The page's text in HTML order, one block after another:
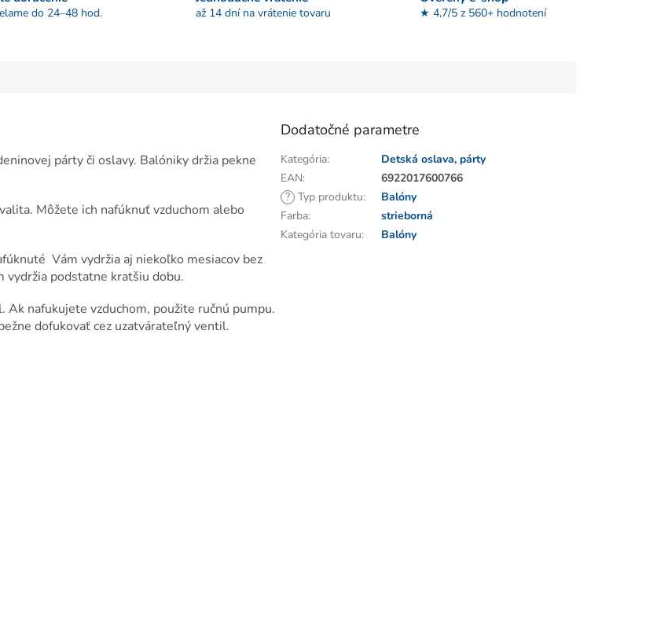
do 24–48 hod. až 14 dní na vrátenie tovaru ★ 4,7/5 z 560+ hodnotení
párty či oslavy. Balóniky držia pekne
Môžete ich nafúknuť vzduchom alebo
Vám vydržia aj niekoľko mesiacov bez
vydržia podstatne kratšiu dobu.
nafukujete vzduchom, použite ručnú pumpu.
dofukovať cez uzatvárateľný ventil.
Dodatočné parametre
Kategória:
Detská oslava, párty
EAN:
6922017600766
? Typ produktu:
Balóny
Farba:
strieborná
Kategória tovaru: Balóny